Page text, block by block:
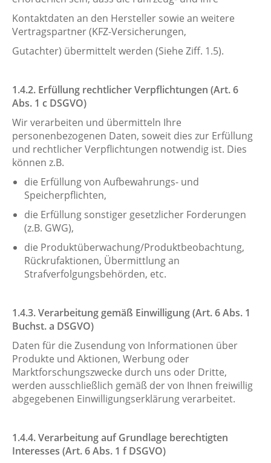
Kontaktdaten an den Hersteller sowie an weitere
Vertragspartner (KFZ-Versicherungen,
Gutachter) übermittelt werden (Siehe Ziff. 1.5).
1.4.2. Erfüllung rechtlicher Verpflichtungen (Art. 6
Abs. 1 c DSGVO)
Wir verarbeiten und übermitteln Ihre
personenbezogenen Daten, soweit dies zur Erfüllung
und rechtlicher Verpflichtungen notwendig ist. Dies
können z.B.
die Erfüllung von Aufbewahrungs- und
Speicherpflichten,
die Erfüllung sonstiger gesetzlicher Forderungen
(z.B. GWG),
die Produktüberwachung/Produktbeobachtung,
Rückrufaktionen, Übermittlung an
Strafverfolgungsbehörden, etc.
1.4.3. Verarbeitung gemäß Einwilligung (Art. 6 Abs. 1
Buchst. a DSGVO)
Daten für die Zusendung von Informationen über
Produkte und Aktionen, Werbung oder
Marktforschungszwecke durch uns oder Dritte,
werden ausschließlich gemäß der von Ihnen freiwillig
abgegebenen Einwilligungserklärung verarbeitet.
1.4.4. Verarbeitung auf Grundlage berechtigten
Interesses (Art. 6 Abs. 1 f DSGVO)